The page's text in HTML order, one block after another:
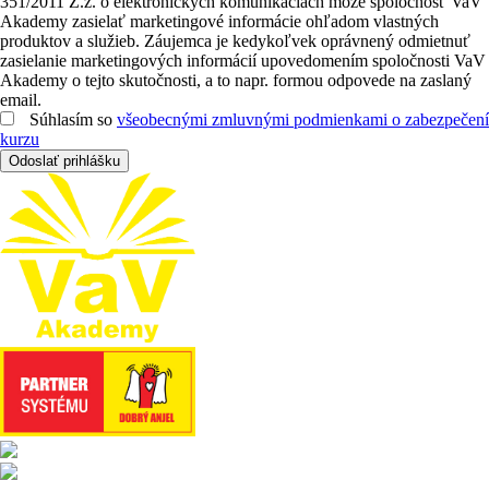
Akademy zasielať marketingové informácie ohľadom vlastných
produktov a služieb. Záujemca je kedykoľvek oprávnený odmietnuť
zasielanie marketingových informácií upovedomením spoločnosti VaV
Akademy o tejto skutočnosti, a to napr. formou odpovede na zaslaný
email.
Súhlasím so všeobecnými zmluvnými podmienkami o zabezpečení
kurzu
Odoslať prihlášku